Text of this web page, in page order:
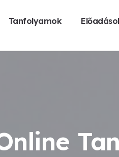
Tanfolyamok